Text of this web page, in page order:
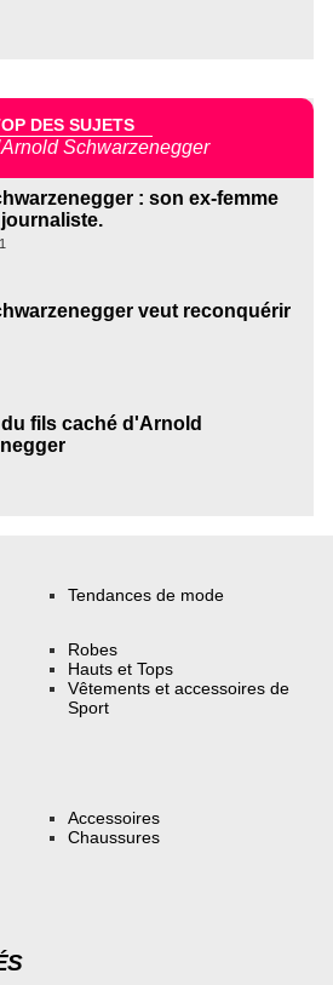
DES SUJETS
Schwarzenegger
: son ex-femme
veut reconquérir
fils caché d'Arnold
Tendances de mode
Robes
Hauts et Tops
Vêtements et accessoires de
Sport
Accessoires
Chaussures